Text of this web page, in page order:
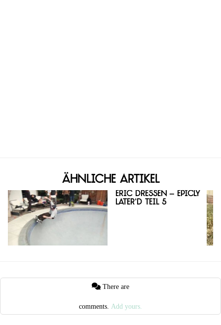
Ähnliche Artikel
Eric Dressen – Epicly
Later’d Teil 5
comments. Add yours.